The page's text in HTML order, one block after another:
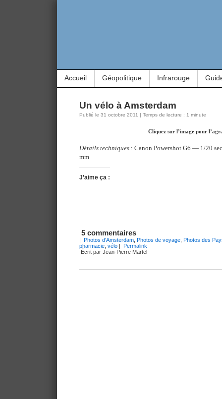
Accueil Géopolitique Infrarouge
Un vélo à Amsterdam
Publié le 31 octobre 2011 | Temps de lecture : 1 minute
Cliquez sur l’image pour
Détails techniques : Canon Powershot G6 — 1/20
mm
J’aime ça :
5 commentaires
Photos d'Amsterdam Photos de voyage
Photos des
pharmacie vélo
Permalink
Écrit par Jean-Pierre Martel